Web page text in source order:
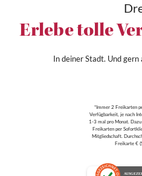
Erlebe tolle
In deiner Stadt. Und
*Immer 2 Freikarten
Verfügbarkeit, je nach
1-3 mal pro Monat.
Freikarten per
Mitgliedschaft.
Freikarte €